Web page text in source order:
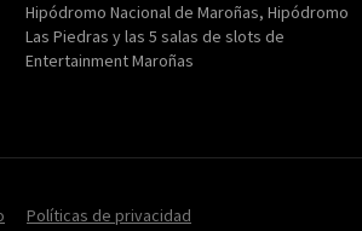
Hipódromo Nacional de Maroñas, Hipódromo
Las Piedras y las 5 salas de slots de
Entertainment Maroñas
Políticas de privacidad